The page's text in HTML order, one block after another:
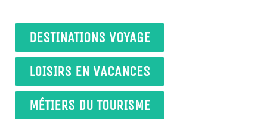
DESTINATIONS VOYAGE
LOISIRS EN VACANCES
MÉTIERS DU TOURISME